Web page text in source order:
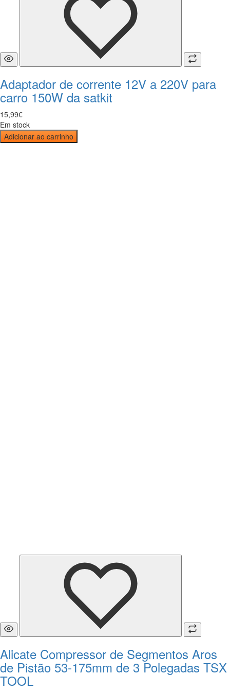
Adaptador de corrente 12V a 220V para
carro 150W da satkit
15,99€
Em stock
Adicionar ao carrinho
Alicate Compressor de Segmentos Aros
de Pistão 53-175mm de 3 Polegadas TSX
TOOL